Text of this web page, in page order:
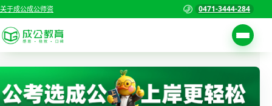
关于成公成公师资 0471-3444-284
考试公告
首页